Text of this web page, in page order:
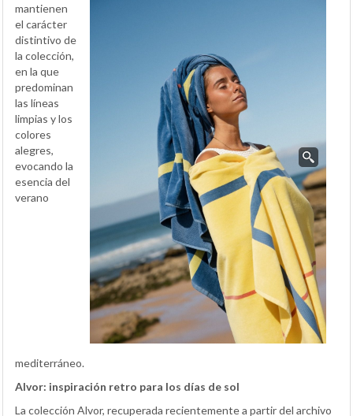
mantienen
el carácter
distintivo de
la colección,
en la que
predominan
las líneas
limpias y los
colores
alegres,
evocando la
esencia del
verano
mediterráneo.
Alvor: inspiración retro para los días de sol
La colección Alvor, recuperada recientemente a partir del archivo